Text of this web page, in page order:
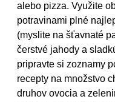
alebo pizza. Využite
potravinami plné
(myslite na šťavnaté
čerstvé jahody a
pripravte si zoznamy
recepty na množstvo
druhov ovocia a